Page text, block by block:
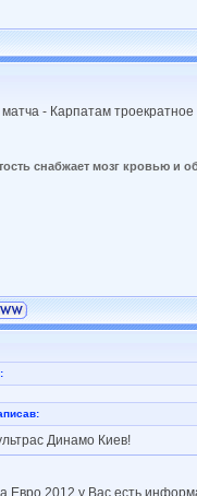
- Карпатам
снабжает мозг кровью и
Динамо Киев!
Евро 2012 у Вас есть